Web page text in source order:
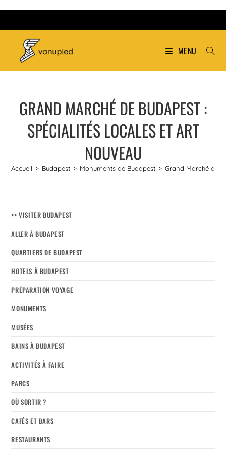
MENU
GRAND MARCHÉ DE BUDAPEST :
SPÉCIALITÉS LOCALES ET ART
NOUVEAU
Accueil > Budapest > Monuments de Budapest > Grand Marché de
>> VISITER BUDAPEST
ALLER À BUDAPEST
QUARTIERS DE BUDAPEST
HOTELS À BUDAPEST
PRÉPARATION VOYAGE
MONUMENTS
MUSÉES
BAINS À BUDAPEST
ACTIVITÉS À FAIRE
PARCS
OÙ SORTIR ?
CAFÉS ET BARS
RESTAURANTS